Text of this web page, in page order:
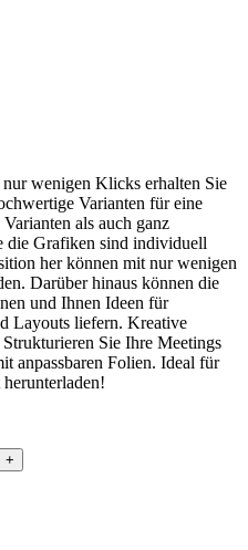
wenigen Klicks erhalten Sie
Varianten für eine
als auch ganz
die Grafiken sind individuell
her können mit nur wenigen
Darüber hinaus können die
und Ihnen Ideen für
Layouts liefern. Kreative
Sie Ihre Meetings
anpassbaren Folien. Ideal für